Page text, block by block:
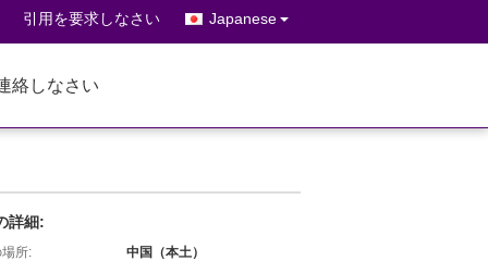
引用を要求しなさい Japanese
絡しなさい
詳細:
所:
中国（本土）